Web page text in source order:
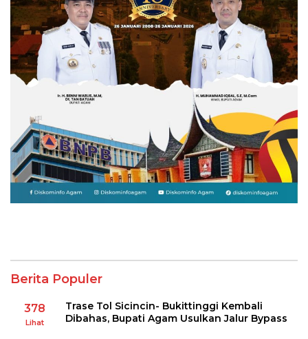
Berita Populer
378
Lihat
Trase Tol Sicincin- Bukittinggi Kembali
Dibahas, Bupati Agam Usulkan Jalur Bypass